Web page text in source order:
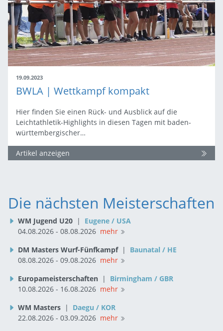
19.09.2023
BWLA | Wettkampf kompakt
Hier finden Sie einen Rück- und Ausblick auf die
Leichtathletik-Highlights in diesen Tagen mit baden-
württembergischer…
Artikel anzeigen
Die nächsten Meisterschaften
WM Jugend U20 |
Eugene / USA
04.08.2026 - 08.08.2026 mehr
DM Masters Wurf-Fünfkampf |
Baunatal / HE
08.08.2026 - 09.08.2026 mehr
Europameisterschaften |
Birmingham / GBR
10.08.2026 - 16.08.2026 mehr
WM Masters |
Daegu / KOR
22.08.2026 - 03.09.2026 mehr